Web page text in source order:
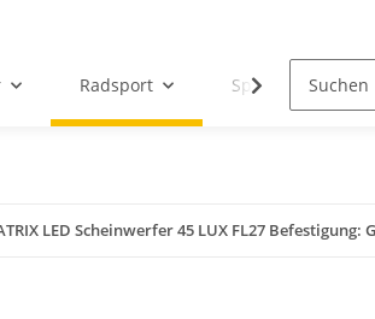
Radsport Sportbekleidung
LED Scheinwerfer 45 LUX FL27